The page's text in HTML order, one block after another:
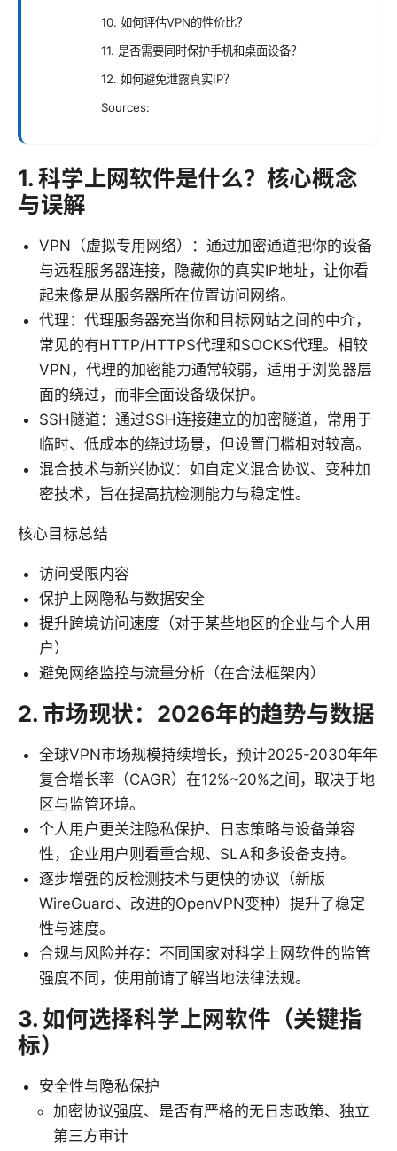
10. 如何评估VPN的性价比？
11. 是否需要同时保护手机和桌面设备？
12. 如何避免泄露真实IP？
Sources:
1. 科学上网软件是什么？核心概念
与误解
VPN（虚拟专用网络）：通过加密通道把你的设备
与远程服务器连接，隐藏你的真实IP地址，让你看
起来像是从服务器所在位置访问网络。
代理：代理服务器充当你和目标网站之间的中介，
常见的有HTTP/HTTPS代理和SOCKS代理。相较
VPN，代理的加密能力通常较弱，适用于浏览器层
面的绕过，而非全面设备级保护。
SSH隧道：通过SSH连接建立的加密隧道，常用于
临时、低成本的绕过场景，但设置门槛相对较高。
混合技术与新兴协议：如自定义混合协议、变种加
密技术，旨在提高抗检测能力与稳定性。
核心目标总结
访问受限内容
保护上网隐私与数据安全
提升跨境访问速度（对于某些地区的企业与个人用
户）
避免网络监控与流量分析（在合法框架内）
2. 市场现状：2026年的趋势与数据
全球VPN市场规模持续增长，预计2025-2030年年
复合增长率（CAGR）在12%~20%之间，取决于地
区与监管环境。
个人用户更关注隐私保护、日志策略与设备兼容
性，企业用户则看重合规、SLA和多设备支持。
逐步增强的反检测技术与更快的协议（新版
WireGuard、改进的OpenVPN变种）提升了稳定
性与速度。
合规与风险并存：不同国家对科学上网软件的监管
强度不同，使用前请了解当地法律法规。
3. 如何选择科学上网软件（关键指
标）
安全性与隐私保护
加密协议强度、是否有严格的无日志政策、独立
第三方审计